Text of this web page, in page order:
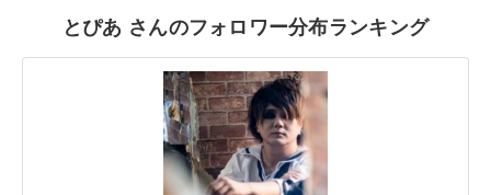
とぴあ さんのフォロワー分布ランキング